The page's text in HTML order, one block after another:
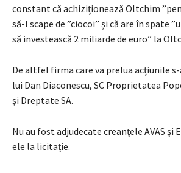
constant că achiziționează Oltchim
să-l scape de ”ciocoi” și că are în spate
să investească 2 miliarde de euro” la
De altfel firma care va prelua acțiunile
lui Dan Diaconescu, SC Proprietatea
și Dreptate SA.
Nu au fost adjudecate creanțele AVAS și
ele la licitație.